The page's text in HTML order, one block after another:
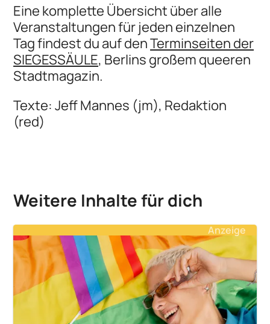
Eine komplette Übersicht über alle
Veranstaltungen für jeden einzelnen
Tag findest du auf denTerminseiten der
SIEGESSÄULE, Berlins großem queeren
Stadtmagazin.
Texte: Jeff Mannes (jm), Redaktion
(red)
Weitere Inhalte für dich
Anzeige